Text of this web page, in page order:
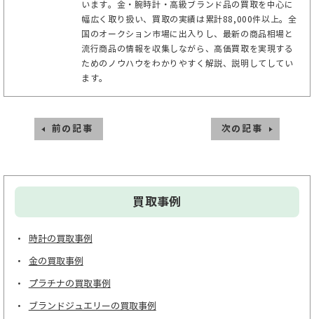
います。金・腕時計・高級ブランド品の買取を中心に
幅広く取り扱い、買取の実績は累計88,000件以上。全
国のオークション市場に出入りし、最新の商品相場と
流行商品の情報を収集しながら、高価買取を実現する
ためのノウハウをわかりやすく解説、説明してしてい
ます。
前の記事 次の記事
買取事例
時計の買取事例
金の買取事例
プラチナの買取事例
ブランドジュエリーの買取事例